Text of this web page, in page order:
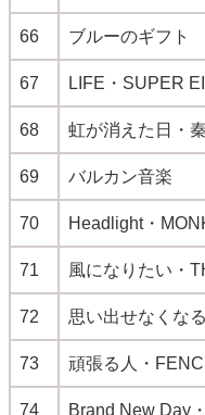
66 ブルーのギフト
67 LIFE・SUPER
68 虹が消えた日・
69 バルカン音楽
70 Headlight・
71 風になりたい・
72 思い出せなくな
73 頑張る人・
74 Brand New Day